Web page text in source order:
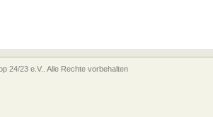
24/23 e.V.. Alle Rechte vorbehalten